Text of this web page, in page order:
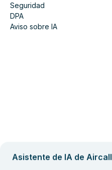
Seguridad
DPA
Aviso sobre IA
Asistente de IA de Aircall